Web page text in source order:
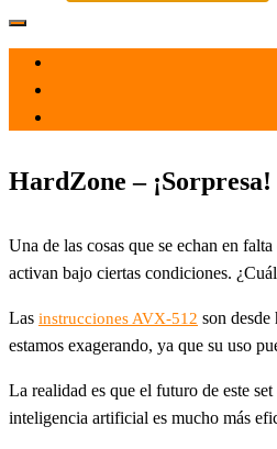
HardZone –
Una de las cosas que se echan en
activan bajo ciertas condiciones.
Las instrucciones AVX-512 son
estamos exagerando, ya que su uso
La realidad es que el futuro de este
inteligencia artificial es mucho más